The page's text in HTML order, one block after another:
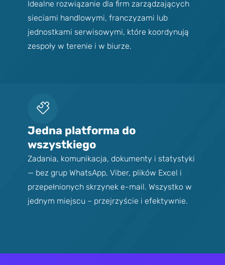
Idealne rozwiązanie dla firm zarządzających
sieciami handlowymi, franczyzami lub
jednostkami serwisowymi, które koordynują
zespoły w terenie i w biurze.
Jedna platforma do
wszystkiego
Zadania, komunikacja, dokumenty i statystyki
— bez grup WhatsApp, Viber, plików Excel i
przepełnionych skrzynek e-mail. Wszystko w
jednym miejscu – przejrzyście i efektywnie.